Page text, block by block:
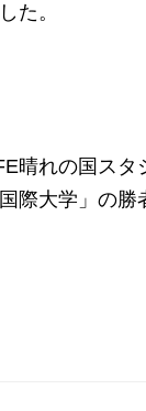
た。
晴れの国スタ
際大学」の勝